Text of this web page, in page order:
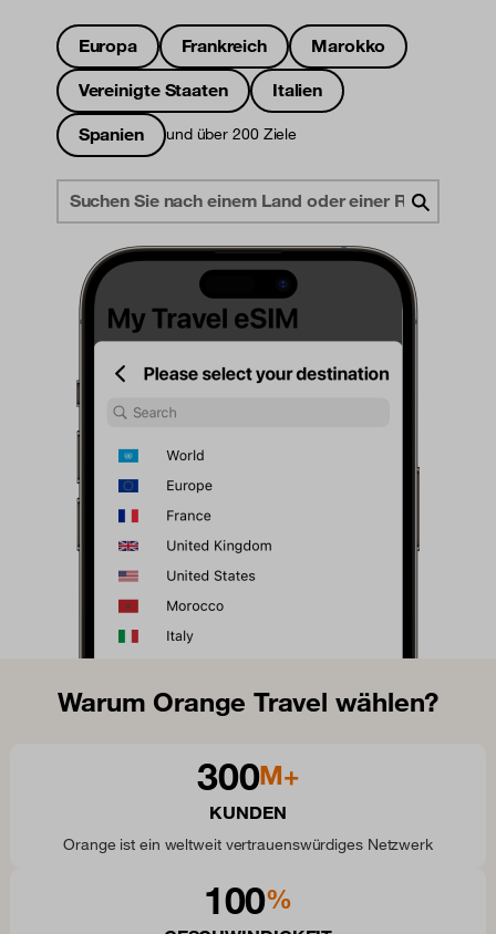
Europa Frankreich
Marokko
Vereinigte Staaten
Italien
Spanien
und über 200 Ziele
Warum Orange Travel wählen?
300M+
KUNDEN
Orange ist ein weltweit vertrauenswürdiges Netzwerk
100%